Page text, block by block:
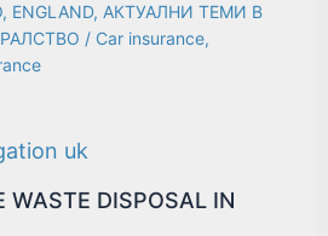
, ENGLAND, АКТУАЛНИ ТЕМИ В
/ Car insurance,
WASTE DISPOSAL IN